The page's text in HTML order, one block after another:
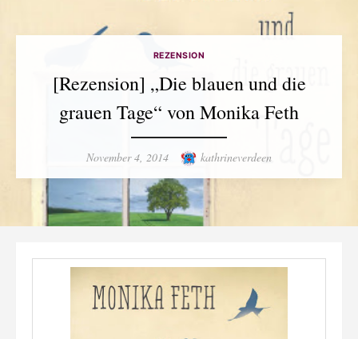
REZENSION
[Rezension] „Die blauen und die
grauen Tage“ von Monika Feth
Posted
November 4, 2014 Author
kathrineverdeen